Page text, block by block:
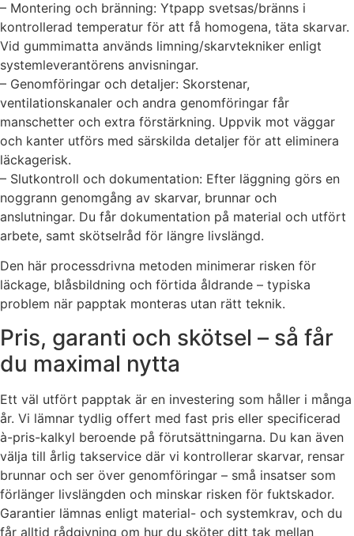
– Montering och bränning: Ytpapp svetsas/bränns i
kontrollerad temperatur för att få homogena, täta skarvar.
Vid gummimatta används limning/skarvtekniker enligt
systemleverantörens anvisningar.
– Genomföringar och detaljer: Skorstenar,
ventilationskanaler och andra genomföringar får
manschetter och extra förstärkning. Uppvik mot väggar
och kanter utförs med särskilda detaljer för att eliminera
läckagerisk.
– Slutkontroll och dokumentation: Efter läggning görs en
noggrann genomgång av skarvar, brunnar och
anslutningar. Du får dokumentation på material och utfört
arbete, samt skötselråd för längre livslängd.
Den här processdrivna metoden minimerar risken för
läckage, blåsbildning och förtida åldrande – typiska
problem när papptak monteras utan rätt teknik.
Pris, garanti och skötsel – så får
du maximal nytta
Ett väl utfört papptak är en investering som håller i många
år. Vi lämnar tydlig offert med fast pris eller specificerad
à-pris-kalkyl beroende på förutsättningarna. Du kan även
välja till årlig takservice där vi kontrollerar skarvar, rensar
brunnar och ser över genomföringar – små insatser som
förlänger livslängden och minskar risken för fuktskador.
Garantier lämnas enligt material- och systemkrav, och du
får alltid rådgivning om hur du sköter ditt tak mellan